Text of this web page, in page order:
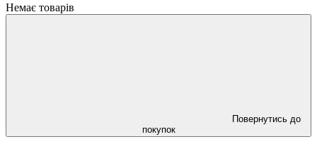
Немає товарів
Повернутись до
покупок